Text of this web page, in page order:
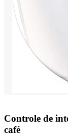
Controle de
café